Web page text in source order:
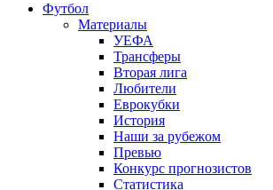
Футбол
Материалы
УЕФА
Трансферы
Вторая лига
Любители
Еврокубки
История
Наши за рубежом
Превью
Конкурс прогнозистов
Статистика